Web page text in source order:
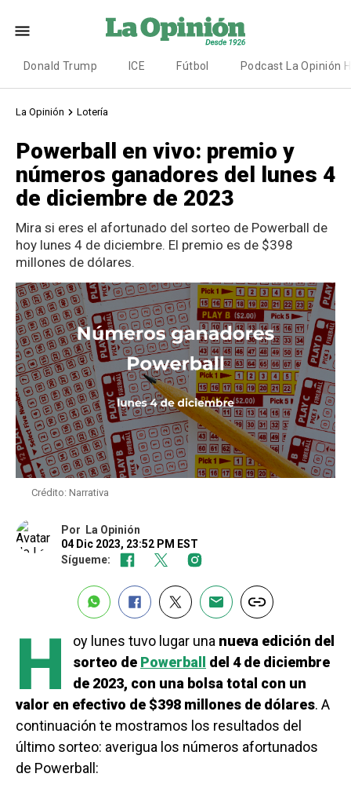
Donald Trump ICE Fútbol Podcast La Opinión
La Opinión Lotería
Powerball en vivo: premio y
números ganadores del lunes 4
de diciembre de 2023
Mira si eres el afortunado del sorteo de Powerball de
hoy lunes 4 de diciembre. El premio es de $398
millones de dólares.
Crédito: Narrativa
Por La Opinión
04 Dic 2023, 23:52 PM EST
Sígueme:
H oy lunes tuvo lugar una nueva edición del
sorteo de Powerball del 4 de diciembre
de 2023, con una bolsa total con un
valor en efectivo de $398 millones de dólares. A
continuación te mostramos los resultados del
último sorteo: averigua los números afortunados
de Powerball: